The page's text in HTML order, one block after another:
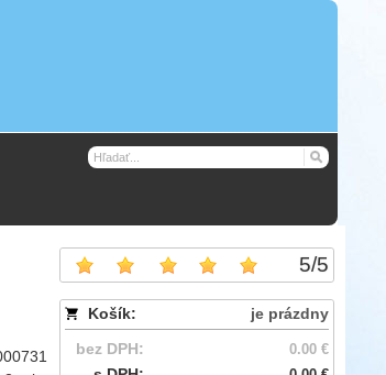
5/5
Košík:
je prázdny
bez DPH:
0.00 €